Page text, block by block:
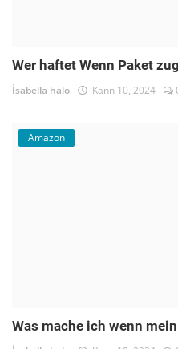
Wer haftet Wenn Paket
İsabella halo Kann 10, 2024
Amazon
Was mache ich wenn